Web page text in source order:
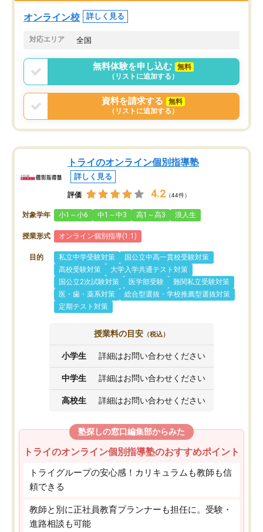
オンラインツールを使用した単語帳の
共有があり宿題もそちらで出される形
でした。
言う事で講師変更の申し出があり、あ
まりに短期での変更だった為、塾に通
う事にして退会しました。遅れも取り
戻せ、授業内容や講師の方は良かった
と思います。
オンライン校 詳しく見る
対応エリア 全国
無料体験を申し込む
無料
（リストに追加する）
資料を請求する
無料
（リストに追加する）
トライのオンライン個別指導塾
詳しく見る
評価 4.2 （44件）
対象学年 小1～小6 中1～中3 高1～高3 浪人生
授業形式 オンライン個別指導(1:1)
目的 私立中学受験対策
国公立中高一貫校受験対策
高校受験対策
大学入学共通テスト対策
国公立2次試験対策
医学部受験
難関私立受験対策
医・歯・薬系対策
総合型選抜・学校推薦型選抜対策
定期テスト対策
授業料の目安 （税込）
小学生 詳細はお問い合わせください
中学生 詳細はお問い合わせください
高校生 詳細はお問い合わせください
塾探しの窓口編集部からみた
トライのオンライン個別指導塾のおすすめポイント
トライグループの安心感！カリキュラムも教師も信
頼できる
教師と別に正社員教育プランナーも担任に。受験・
進路相談も可能